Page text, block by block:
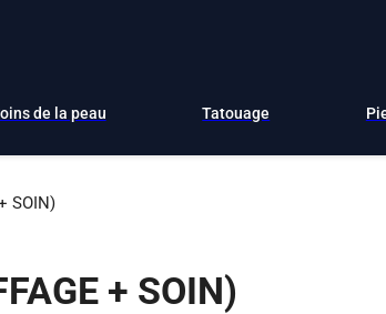
de la peau Tatouage
SOIN)
+ SOIN)